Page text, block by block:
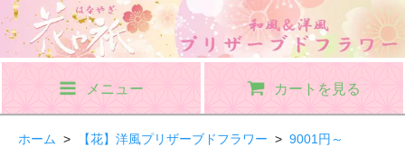
メニュー カートを見る
ホーム > 【花】洋風プリザーブドフラワー > 9001円～